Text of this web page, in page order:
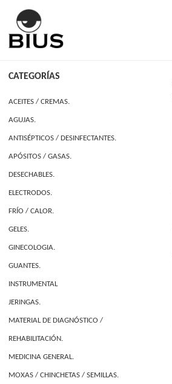
CATEGORÍAS
ACEITES / CREMAS.
AGUJAS.
ANTISÉPTICOS / DESINFECTANTES.
APÓSITOS / GASAS.
DESECHABLES.
ELECTRODOS.
FRÍO / CALOR.
GELES.
GINECOLOGIA.
GUANTES.
INSTRUMENTAL
JERINGAS.
MATERIAL DE DIAGNÓSTICO /
REHABILITACIÓN.
MEDICINA GENERAL.
MOXAS / CHINCHETAS / SEMILLAS.